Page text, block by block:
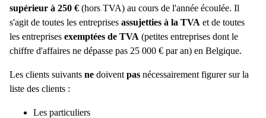
supérieur à 250 € (hors TVA) au cours de l'année écoulée. Il
s'agit de toutes les entreprises assujetties à la TVA et de toutes
les entreprises exemptées de TVA (petites entreprises dont le
chiffre d'affaires ne dépasse pas 25 000 € par an) en Belgique.
Les clients suivants ne doivent pas nécessairement figurer sur la
liste des clients :
Les particuliers